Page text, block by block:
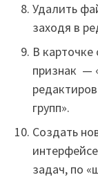
Удалить
заходя в
В карточке
признак —
групп».
Создать
задач, по